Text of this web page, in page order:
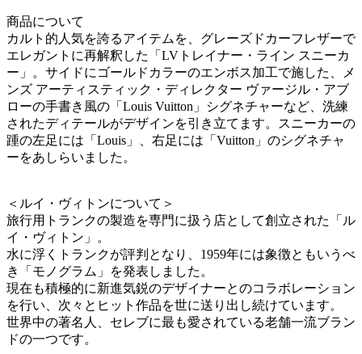
商品について
カルト的人気を誇るアイテムを、グレーズドカーフレザーで
エレガントに再解釈した「LVトレイナー・ライン スニーカ
ー」。サイドにゴールドカラーのエンボス加工で施した、メ
ンズ アーティスティック・ディレクター ヴァージル・アブ
ローの手書き風の「Louis Vuitton」シグネチャーなど、洗練
されたディテールがデザインを引き立てます。スニーカーの
踵の左足には「Louis」、右足には「Vuitton」のシグネチャ
ーをあしらいました。
＜ルイ・ヴィトンについて＞
旅行用トランクの製造を専門に扱う店として創立された「ル
イ・ヴィトン」。
水に浮くトランクが評判となり、1959年には象徴ともいうべ
き「モノグラム」を発表しました。
現在も積極的に新進気鋭のデザイナーとのコラボレーション
を行い、次々とヒット作品を世に送り出し続けています。
世界中の著名人、セレブに最も愛されている老舗一流ブラン
ドの一つです。